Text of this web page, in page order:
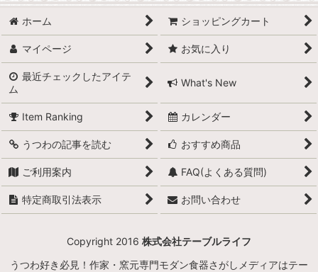
ホーム ショッピングカート
マイページ お気に入り
最近チェックしたアイテ
ム
What's New
Item Ranking カレンダー
うつわの記事を読む おすすめ商品
ご利用案内 FAQ(よくある質問)
特定商取引法表示 お問い合わせ
Copyright 2016 株式会社テーブルライフ
うつわ好き必見！作家・窯元専門モダン食器さがしメディアはテー